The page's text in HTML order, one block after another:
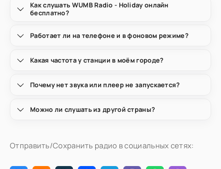
Как слушать WUMB Radio - Holiday онлайн
бесплатно?
Работает ли на телефоне и в фоновом режиме?
Какая частота у станции в моём городе?
Почему нет звука или плеер не запускается?
Можно ли слушать из другой страны?
Отправить/Сохранить радио в социальных сетях: